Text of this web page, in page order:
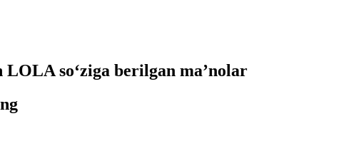
so‘ziga berilgan ma’nolar